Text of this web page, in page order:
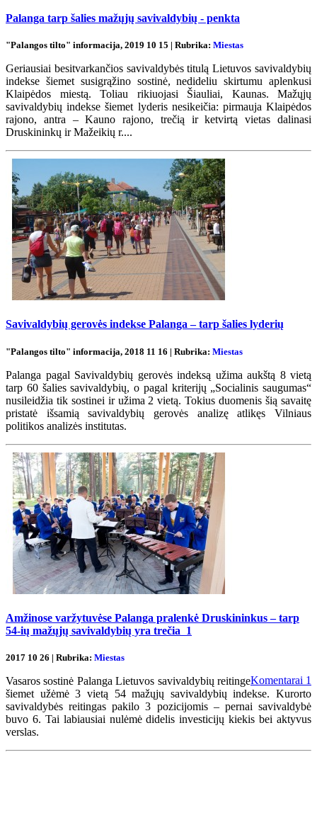
Palanga tarp šalies mažųjų savivaldybių - penkta
"Palangos tilto" informacija, 2019 10 15 | Rubrika: Miestas
Geriausiai besitvarkančios savivaldybės titulą Lietuvos savivaldybių
indekse šiemet susigrąžino sostinė, nedideliu skirtumu aplenkusi
Klaipėdos miestą. Toliau rikiuojasi Šiauliai, Kaunas. Mažųjų
savivaldybių indekse šiemet lyderis nesikeičia: pirmauja Klaipėdos
rajono, antra – Kauno rajono, trečią ir ketvirtą vietas dalinasi
Druskininkų ir Mažeikių r....
Savivaldybių gerovės indekse Palanga – tarp šalies lyderių
"Palangos tilto" informacija, 2018 11 16 | Rubrika: Miestas
Palanga pagal Savivaldybių gerovės indeksą užima aukštą 8 vietą
tarp 60 šalies savivaldybių, o pagal kriterijų „Socialinis saugumas“
nusileidžia tik sostinei ir užima 2 vietą. Tokius duomenis šią savaitę
pristatė išsamią savivaldybių gerovės analizę atlikęs Vilniaus
politikos analizės institutas.
Amžinose varžytuvėse Palanga pralenkė Druskininkus – tarp
54-ių mažųjų savivaldybių yra trečia 1
2017 10 26 | Rubrika: Miestas
Komentarai 1
Vasaros sostinė Palanga Lietuvos savivaldybių reitinge
šiemet užėmė 3 vietą 54 mažųjų savivaldybių indekse. Kurorto
savivaldybės reitingas pakilo 3 pozicijomis – pernai savivaldybė
buvo 6. Tai labiausiai nulėmė didelis investicijų kiekis bei aktyvus
verslas.